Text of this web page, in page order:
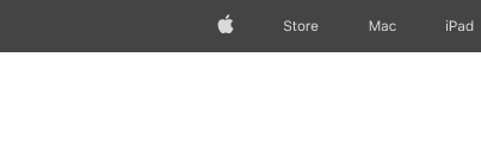
AppleStore Mac iPad